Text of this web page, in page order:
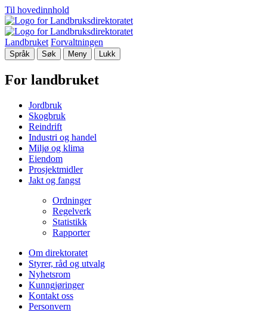
Til hovedinnhold
Landbruket Forvaltningen
Språk Søk Meny Lukk
For landbruket
Jordbruk
Skogbruk
Reindrift
Industri og handel
Miljø og klima
Eiendom
Prosjektmidler
Jakt og fangst
Ordninger
Regelverk
Statistikk
Rapporter
Om direktoratet
Styrer, råd og utvalg
Nyhetsrom
Kunngjøringer
Kontakt oss
Personvern